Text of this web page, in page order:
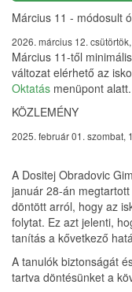
Március 11 - módosult
2026. március 12.
Március 11-től
változat elérhető az
Oktatás menüpont alatt.
KÖZLEMÉNY
2025. február 01. szombat,
A Dositej Obradovic
január 28-án
döntött arról, hogy az
folytat. Ez azt jelenti,
tanítás a kővetkező
A tanulók biztonságát
tartva döntésünket a